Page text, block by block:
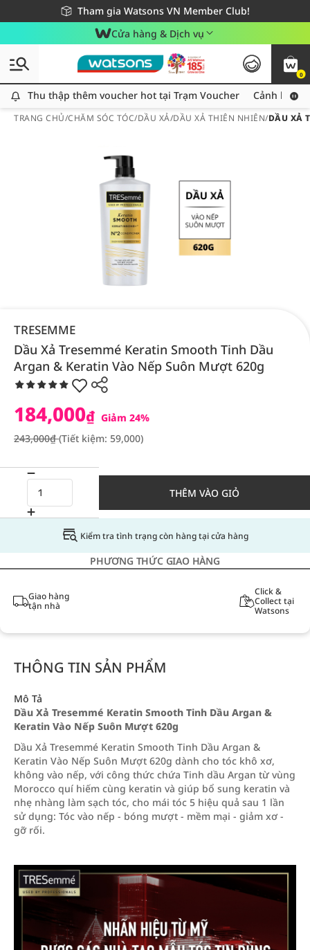
Tham gia Watsons VN Member Club!
Miễn phí giao hàng cho đơn hàng từ 249,000Đ
Giao hàng nhanh 24h - Áp dụng khu vực TP. Hồ Chí Minh
Cửa hàng & Dịch vụ
0
Thu thập thêm voucher hot tại Trạm Voucher
Thu thập thêm voucher hot tại Trạm Voucher Cảnh báo
TRANG CHỦ/CHĂM SÓC TÓC/DẦU XẢ/DẦU XẢ THIÊN NHIÊN/DẦU XẢ
TRESEMME
Dầu Xả Tresemmé Keratin Smooth Tinh Dầu
Argan & Keratin Vào Nếp Suôn Mượt 620g
184,000₫ Giảm 24%
243,000₫(Tiết kiệm: 59,000)
THÊM VÀO GIỎ
Kiểm tra tình trạng còn hàng tại cửa hàng
PHƯƠNG THỨC GIAO HÀNG
Giao hàng
tận nhà
Click &
Collect tại
Watsons
THÔNG TIN SẢN PHẨM
Mô Tả
Dầu Xả Tresemmé Keratin Smooth Tinh Dầu Argan &
Keratin Vào Nếp Suôn Mượt 620g
Dầu Xả Tresemmé Keratin Smooth Tinh Dầu Argan &
Keratin Vào Nếp Suôn Mượt 620g dành cho tóc khô xơ,
không vào nếp, với công thức chứa Tinh dầu Argan từ vùng
Morocco quí hiếm cùng keratin và giúp bổ sung keratin và
nhẹ nhàng làm sạch tóc, cho mái tóc 5 hiệu quả sau 1 lần
sử dụng: Tóc vào nếp - bóng mượt - mềm mại - giảm xơ -
gỡ rối.